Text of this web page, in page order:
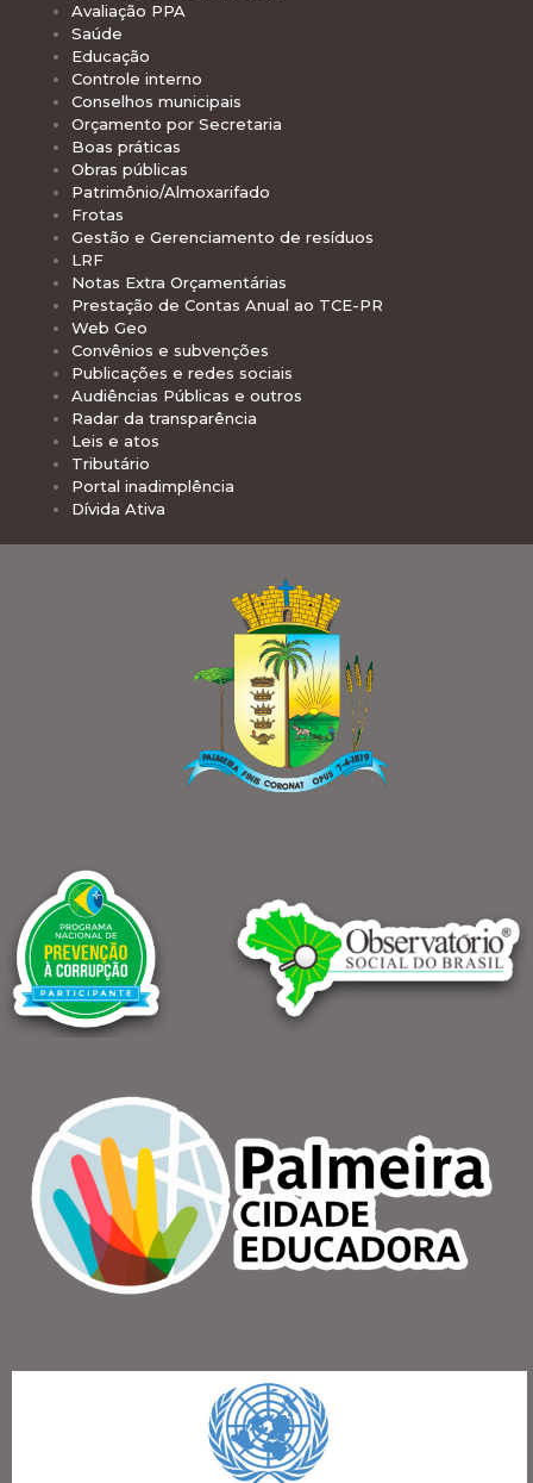
Avaliação PPA
Saúde
Educação
Controle interno
Conselhos municipais
Orçamento por Secretaria
Boas práticas
Obras públicas
Patrimônio/Almoxarifado
Frotas
Gestão e Gerenciamento de resíduos
LRF
Notas Extra Orçamentárias
Prestação de Contas Anual ao TCE-PR
Web Geo
Convênios e subvenções
Publicações e redes sociais
Audiências Públicas e outros
Radar da transparência
Leis e atos
Tributário
Portal inadimplência
Dívida Ativa